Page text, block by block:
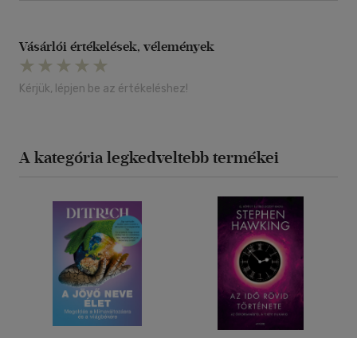
Vásárlói értékelések, vélemények
Kérjük, lépjen be az értékeléshez!
A kategória legkedveltebb termékei